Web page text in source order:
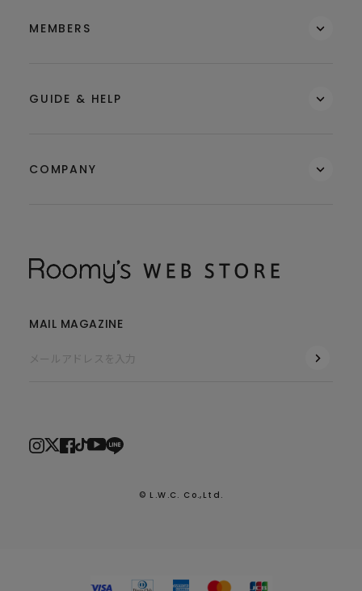
MEMBERS
GUIDE & HELP
COMPANY
MAIL MAGAZINE
© L.W.C. Co.,Ltd.